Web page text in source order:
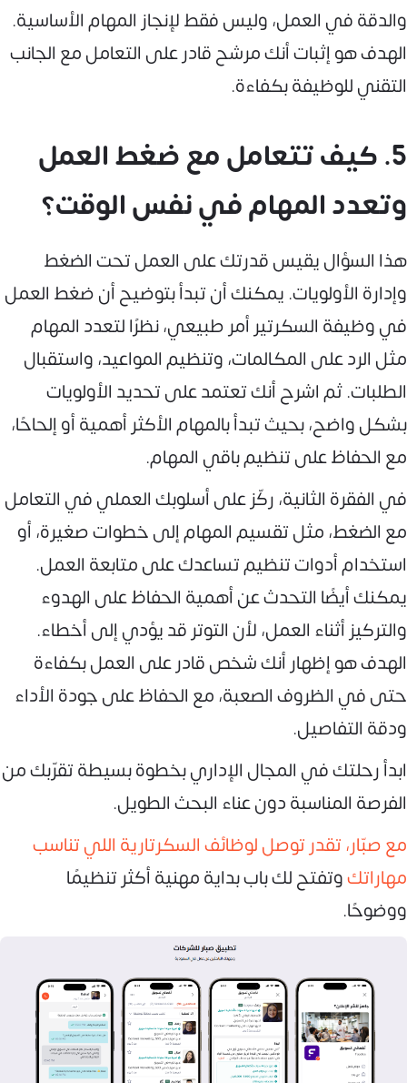
والدقة في العمل، وليس فقط لإنجاز المهام الأساسية.
الهدف هو إثبات أنك مرشح قادر على التعامل مع الجانب
التقني للوظيفة بكفاءة.
5. كيف تتعامل مع ضغط العمل
وتعدد المهام في نفس الوقت؟
هذا السؤال يقيس قدرتك على العمل تحت الضغط
وإدارة الأولويات. يمكنك أن تبدأ بتوضيح أن ضغط العمل
في وظيفة السكرتير أمر طبيعي، نظرًا لتعدد المهام
مثل الرد على المكالمات، وتنظيم المواعيد، واستقبال
الطلبات. ثم اشرح أنك تعتمد على تحديد الأولويات
بشكل واضح، بحيث تبدأ بالمهام الأكثر أهمية أو إلحاحًا،
مع الحفاظ على تنظيم باقي المهام.
في الفقرة الثانية، ركّز على أسلوبك العملي في التعامل
مع الضغط، مثل تقسيم المهام إلى خطوات صغيرة، أو
استخدام أدوات تنظيم تساعدك على متابعة العمل.
يمكنك أيضًا التحدث عن أهمية الحفاظ على الهدوء
والتركيز أثناء العمل، لأن التوتر قد يؤدي إلى أخطاء.
الهدف هو إظهار أنك شخص قادر على العمل بكفاءة
حتى في الظروف الصعبة، مع الحفاظ على جودة الأداء
ودقة التفاصيل.
ابدأ رحلتك في المجال الإداري بخطوة بسيطة تقرّبك من
الفرصة المناسبة دون عناء البحث الطويل.
مع صبّار، تقدر توصل لوظائف السكرتارية اللي تناسب
مهاراتكوتفتح لك باب بداية مهنية أكثر تنظيمًا
ووضوحًا.